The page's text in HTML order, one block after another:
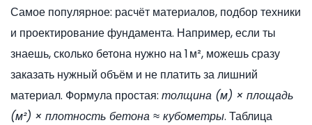
Самое популярное: расчёт материалов, подбор техники
и проектирование фундамента. Например, если ты
знаешь, сколько бетона нужно на 1 м², можешь сразу
заказать нужный объём и не платить за лишний
материал. Формула простая: толщина (м) × площадь
(м²) × плотность бетона ≈ кубометры. Таблица